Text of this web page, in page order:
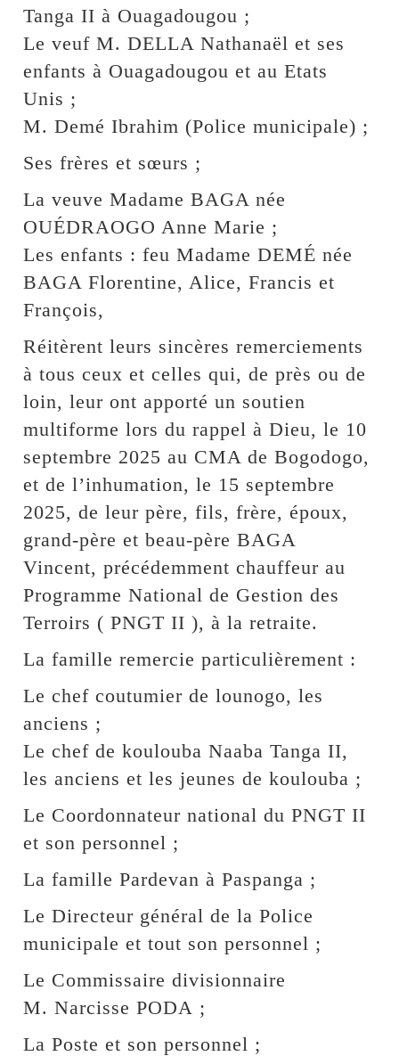
Tanga II à Ouagadougou ;
Le veuf M. DELLA Nathanaël et ses
enfants à Ouagadougou et au Etats
Unis ;
M. Demé Ibrahim (Police municipale) ;
Ses frères et sœurs ;
La veuve Madame BAGA née
OUÉDRAOGO Anne Marie ;
Les enfants : feu Madame DEMÉ née
BAGA Florentine, Alice, Francis et
François,
Réitèrent leurs sincères remerciements
à tous ceux et celles qui, de près ou de
loin, leur ont apporté un soutien
multiforme lors du rappel à Dieu, le 10
septembre 2025 au CMA de Bogodogo,
et de l’inhumation, le 15 septembre
2025, de leur père, fils, frère, époux,
grand-père et beau-père BAGA
Vincent, précédemment chauffeur au
Programme National de Gestion des
Terroirs ( PNGT II ), à la retraite.
La famille remercie particulièrement :
Le chef coutumier de lounogo, les
anciens ;
Le chef de koulouba Naaba Tanga II,
les anciens et les jeunes de koulouba ;
Le Coordonnateur national du PNGT II
et son personnel ;
La famille Pardevan à Paspanga ;
Le Directeur général de la Police
municipale et tout son personnel ;
Le Commissaire divisionnaire
M. Narcisse PODA ;
La Poste et son personnel ;